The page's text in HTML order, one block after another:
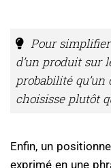
Pour
d’un produit sur
probabilité
choisisse plutôt
Enfin, un
exprimé en une